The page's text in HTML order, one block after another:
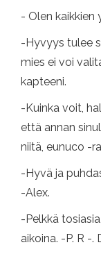
- Olen kaikkien
-Hyvyys tulee
mies ei voi
kapteeni.
-Kuinka voit,
että annan
niitä, eunuco -
-Hyvä ja
-Alex.
-Pelkkä
aikoina. -P. R -.